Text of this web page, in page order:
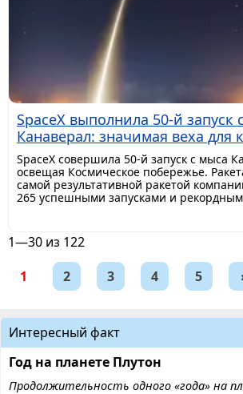
SpaceX выполнила 50-й запуск
Канаверал: значимая веха для
SpaceX совершила 50-й запуск с мыса
освещая Космическое побережье.
самой результативной ракетой
265 успешными запусками и
1—30 из 122
1
2 3 4 5
Интересный факт
Год на планете Плутон
Продолжительность одного «года» на